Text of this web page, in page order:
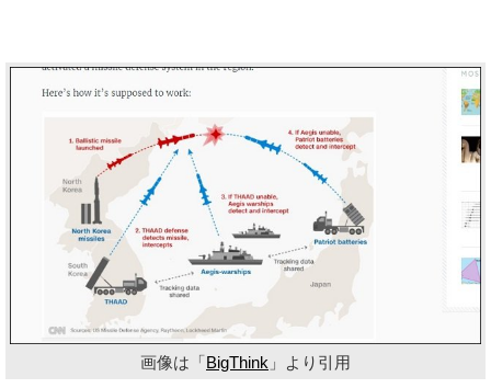
画像は「BigThink 」より引用